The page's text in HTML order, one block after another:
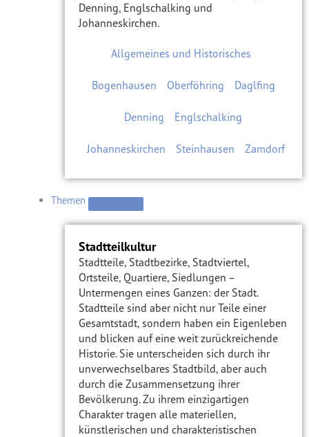
Denning, Englschalking und
Johanneskirchen.
Allgemeines und Historisches
Bogenhausen Oberföhring Daglfing
Denning Englschalking
Johanneskirchen Steinhausen Zamdorf
Themen
Stadtteilkultur
Stadtteile, Stadtbezirke, Stadtviertel,
Ortsteile, Quartiere, Siedlungen –
Untermengen eines Ganzen: der Stadt.
Stadtteile sind aber nicht nur Teile einer
Gesamtstadt, sondern haben ein Eigenleben
und blicken auf eine weit zurückreichende
Historie. Sie unterscheiden sich durch ihr
unverwechselbares Stadtbild, aber auch
durch die Zusammensetzung ihrer
Bevölkerung. Zu ihrem einzigartigen
Charakter tragen alle materiellen,
künstlerischen und charakteristischen